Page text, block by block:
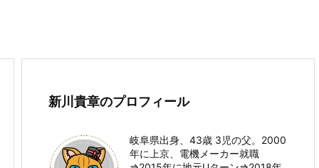
新川貴章のプロフィール
岐阜県出身、43歳 3児の父。2000
年に上京、電機メーカー就職